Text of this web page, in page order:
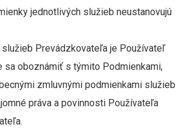
jednotlivých služieb neustanovujú
Prevádzkovateľa je Používateľ
sa oboznámiť s týmito Podmienkami,
zmluvnými podmienkami služieb
práva a povinnosti Používateľa